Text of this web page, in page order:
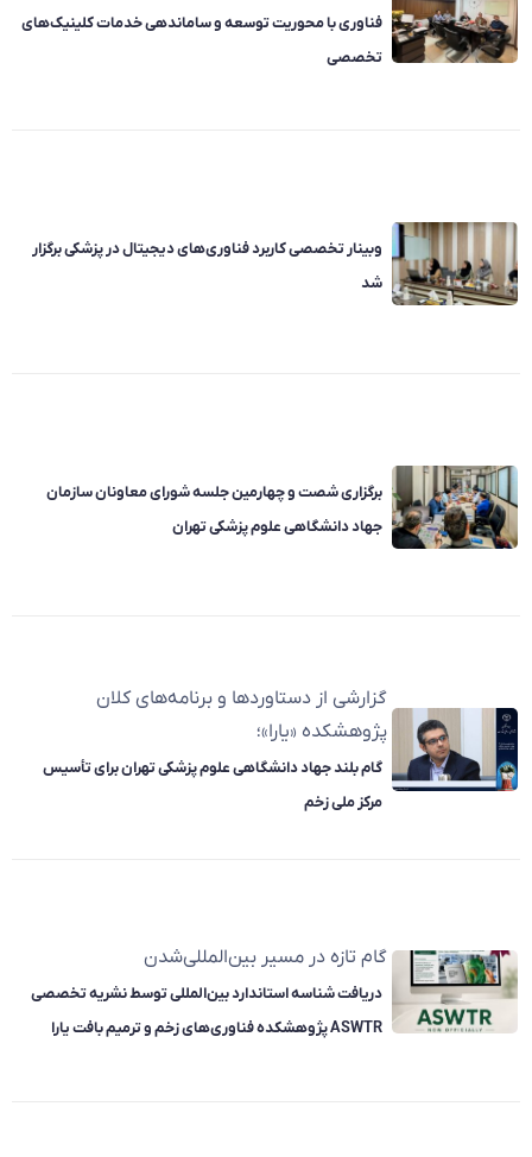
فناوری با محوریت توسعه و ساماندهی خدمات کلینیک‌های
تخصصی
وبینار تخصصی کاربرد فناوری‌های دیجیتال در پزشکی برگزار
شد
برگزاری شصت و چهارمین جلسه شورای معاونان سازمان
جهاد دانشگاهی علوم پزشکی تهران
گزارشی از دستاوردها و برنامه‌های کلان
پژوهشکده «یارا»؛
گام بلند جهاد دانشگاهی علوم پزشکی تهران برای تأسیس
مرکز ملی زخم
گام تازه در مسیر بین‌المللی‌شدن
دریافت شناسه استاندارد بین‌المللی توسط نشریه تخصصی
ASWTR پژوهشکده فناوری‌های زخم و ترمیم بافت یارا